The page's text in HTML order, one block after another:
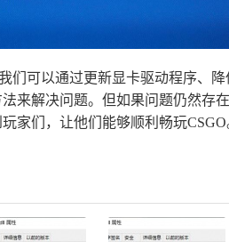
们可以通过更新显卡驱动程序、
来解决问题。但如果问题仍然存
家们，让他们能够顺利畅玩CSGO